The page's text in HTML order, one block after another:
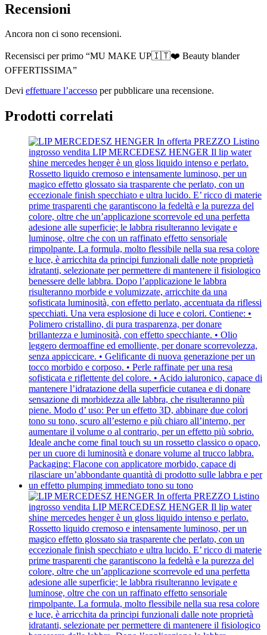
Recensioni
Ancora non ci sono recensioni.
Recensisci per primo “MU MAKE UP🇮🇹❤️ Beauty blander
OFFERTISSIMA”
Devi effettuare l’accesso per pubblicare una recensione.
Prodotti correlati